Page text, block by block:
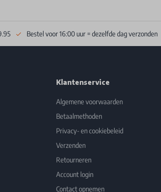
Bestel voor 16:00 uur = dezelfde dag verzonden
Klantenservice
Algemene voorwaarden
Betaalmethoden
Privacy- en cookiebeleid
Verzenden
Retourneren
Account login
Contact opnemen